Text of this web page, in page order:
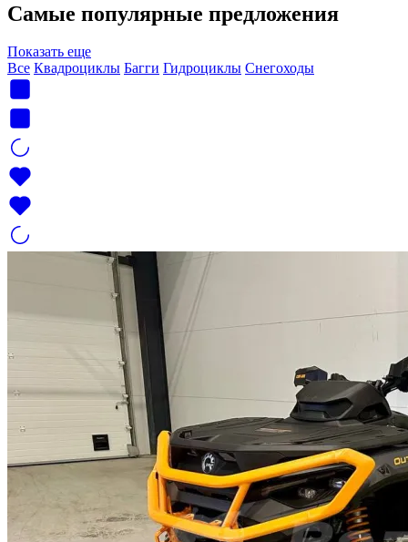
Самые популярные предложения
Показать еще
Все Квадроциклы Багги Гидроциклы Снегоходы